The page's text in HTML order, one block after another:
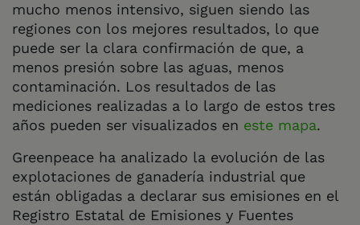
mucho menos intensivo, siguen siendo las
regiones con los mejores resultados, lo que
puede ser la clara confirmación de que, a
menos presión sobre las aguas, menos
contaminación. Los resultados de las
mediciones realizadas a lo largo de estos tres
años pueden ser visualizados en este mapa.
Greenpeace ha analizado la evolución de las
explotaciones de ganadería industrial que
están obligadas a declarar sus emisiones en el
Registro Estatal de Emisiones y Fuentes